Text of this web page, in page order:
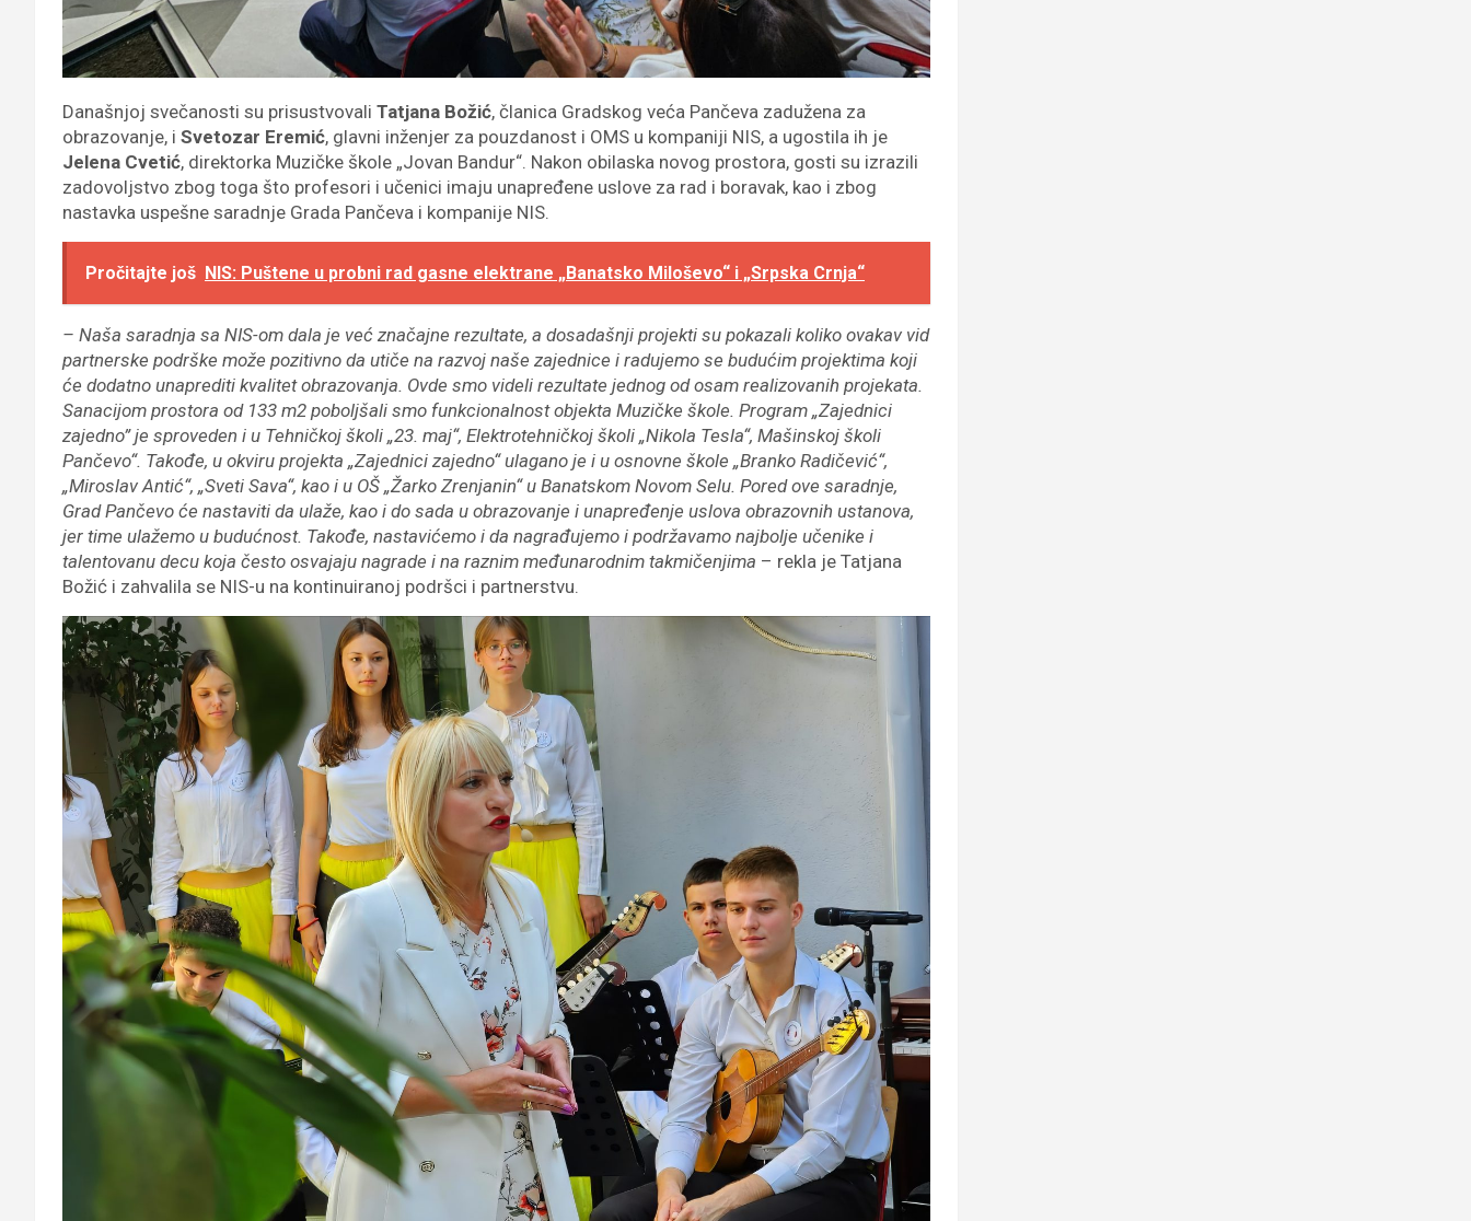
Današnjoj svečanosti su prisustvovali Tatjana Božić, članica Gradskog veća Pančeva zadužena za
obrazovanje, i Svetozar Eremić, glavni inženjer za pouzdanost i OMS u kompaniji NIS, a ugostila ih je
Jelena Cvetić, direktorka Muzičke škole „Jovan Bandur“. Nakon obilaska novog prostora, gosti su izrazili
zadovoljstvo zbog toga što profesori i učenici imaju unapređene uslove za rad i boravak, kao i zbog
nastavka uspešne saradnje Grada Pančeva i kompanije NIS.
Pročitajte još NIS: Puštene u probni rad gasne elektrane „Banatsko Miloševo“ i „Srpska Crnja“
– Naša saradnja sa NIS-om dala je već značajne rezultate, a dosadašnji projekti su pokazali koliko ovakav vid
partnerske podrške može pozitivno da utiče na razvoj naše zajednice i radujemo se budućim projektima koji
će dodatno unaprediti kvalitet obrazovanja. Ovde smo videli rezultate jednog od osam realizovanih projekata.
Sanacijom prostora od 133 m2 poboljšali smo funkcionalnost objekta Muzičke škole. Program „Zajednici
zajedno” je sproveden i u Tehničkoj školi „23. maj“, Elektrotehničkoj školi „Nikola Tesla“, Mašinskoj školi
Pančevo“. Takođe, u okviru projekta „Zajednici zajedno“ ulagano je i u osnovne škole „Branko Radičević“,
„Miroslav Antić“, „Sveti Sava“, kao i u OŠ „Žarko Zrenjanin“ u Banatskom Novom Selu. Pored ove saradnje,
Grad Pančevo će nastaviti da ulaže, kao i do sada u obrazovanje i unapređenje uslova obrazovnih ustanova,
jer time ulažemo u budućnost. Takođe, nastavićemo i da nagrađujemo i podržavamo najbolje učenike i
talentovanu decu koja često osvajaju nagrade i na raznim međunarodnim takmičenjima – rekla je Tatjana
Božić i zahvalila se NIS-u na kontinuiranoj podršci i partnerstvu.